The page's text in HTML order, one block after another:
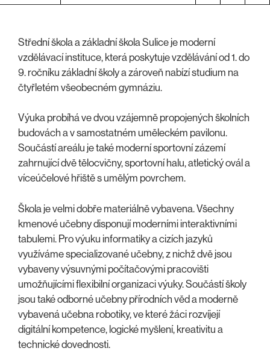
Střední škola a základní škola Sulice je moderní
vzdělávací instituce, která poskytuje vzdělávání od 1. do
9. ročníku základní školy a zároveň nabízí studium na
čtyřletém všeobecném gymnáziu.
Výuka probíhá ve dvou vzájemně propojených školních
budovách a v samostatném uměleckém pavilonu.
Součástí areálu je také moderní sportovní zázemí
zahrnující dvě tělocvičny, sportovní halu, atletický ovál a
víceúčelové hřiště s umělým povrchem.
Škola je velmi dobře materiálně vybavena. Všechny
kmenové učebny disponují moderními interaktivními
tabulemi. Pro výuku informatiky a cizích jazyků
využíváme specializované učebny, z nichž dvě jsou
vybaveny výsuvnými počítačovými pracovišti
umožňujícími flexibilní organizaci výuky. Součástí školy
jsou také odborné učebny přírodních věd a moderně
vybavená učebna robotiky, ve které žáci rozvíjejí
digitální kompetence, logické myšlení, kreativitu a
technické dovednosti.